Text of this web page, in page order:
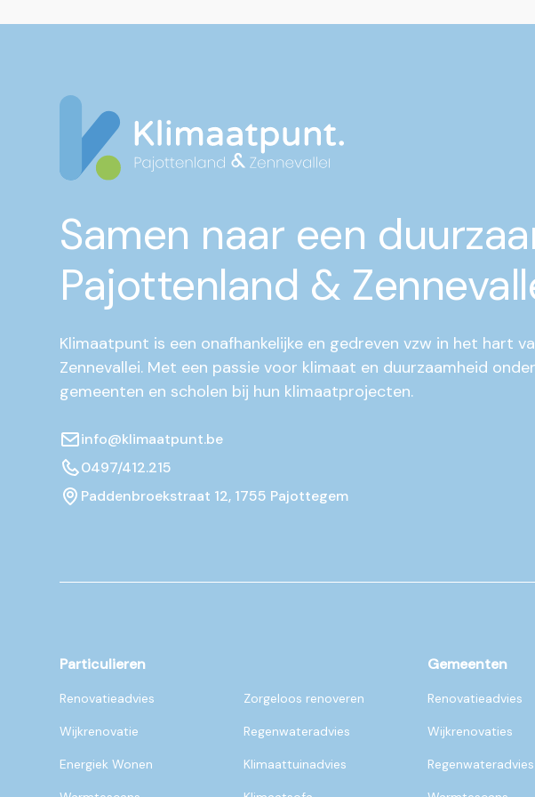
Samen naar een
Pajottenland &
Klimaatpunt is een onafhankelijke en gedreven vzw in het hart
Zennevallei. Met een passie voor klimaat en duurzaamheid
gemeenten en scholen bij hun klimaatprojecten.
info@klimaatpunt.be
0497/412.215
Paddenbroekstraat 12, 1755 Pajottegem
Particulieren
Renovatieadvies
Wijkrenovatie
Energiek Wonen
Zorgeloos renoveren
Regenwateradvies
Klimaattuinadvies
Gemeenten
Renovatieadvies
Wijkrenovaties
Regenwateradvies